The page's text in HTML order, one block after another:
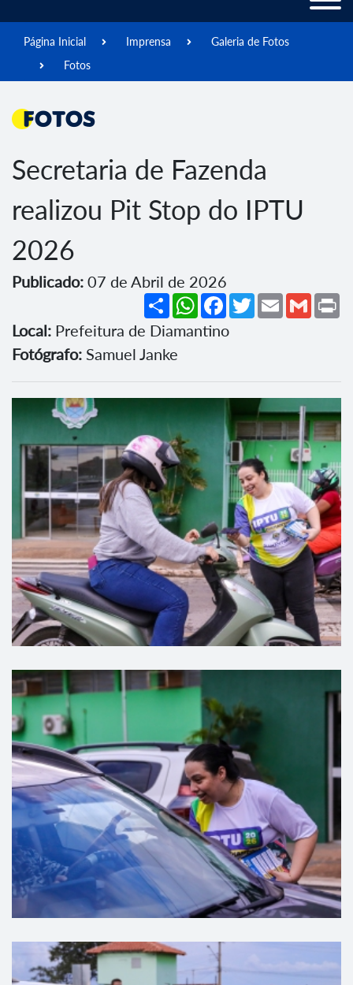
Página Inicial Imprensa
Galeria de Fotos
Fotos
Fotos
Secretaria de Fazenda
realizou Pit Stop do IPTU
2026
Publicado: 07 de Abril de 2026
ShareWhatsApp
Facebook
TwitterEmailGmail
Local: Prefeitura de Diamantino
Fotógrafo: Samuel Janke